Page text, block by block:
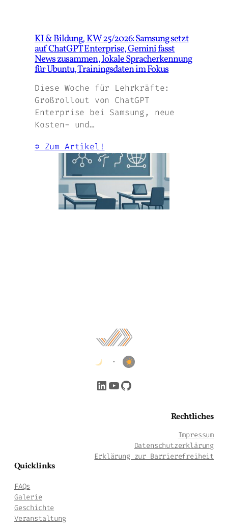
KI & Bildung, KW 25/2026: Samsung setzt
auf ChatGPT Enterprise, Gemini fasst
News zusammen, lokale Spracherkennung
für Ubuntu, Trainingsdaten im Fokus
Diese Woche für Lehrkräfte:
Großrollout von ChatGPT
Enterprise bei Samsung, neue
Kosten- und…
➲ Zum Artikel!
•
LinkedIn YouTube GitHub
Rechtliches
Impressum
Datenschutzerklärung
Erklärung zur Barrierefreiheit
Quicklinks
FAQs
Galerie
Geschichte
Veranstaltung